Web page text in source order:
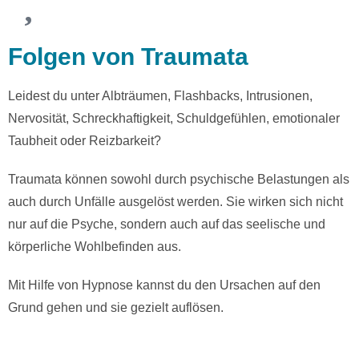
Folgen von Traumata
Leidest du unter Albträumen, Flashbacks, Intrusionen,
Nervosität, Schreckhaftigkeit, Schuldgefühlen, emotionaler
Taubheit oder Reizbarkeit?
Traumata können sowohl durch psychische Belastungen als
auch durch Unfälle ausgelöst werden. Sie wirken sich nicht
nur auf die Psyche, sondern auch auf das seelische und
körperliche Wohlbefinden aus.
Mit Hilfe von Hypnose kannst du den Ursachen auf den
Grund gehen und sie gezielt auflösen.